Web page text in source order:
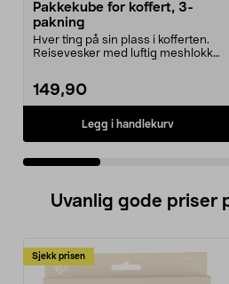
Pakkekube for koffert, 3-
pakning
Hver ting på sin plass i kofferten.
Reisevesker med luftig meshlokk
149,90
Legg i handlekurv
Uvanlig gode priser
Sjekk prisen